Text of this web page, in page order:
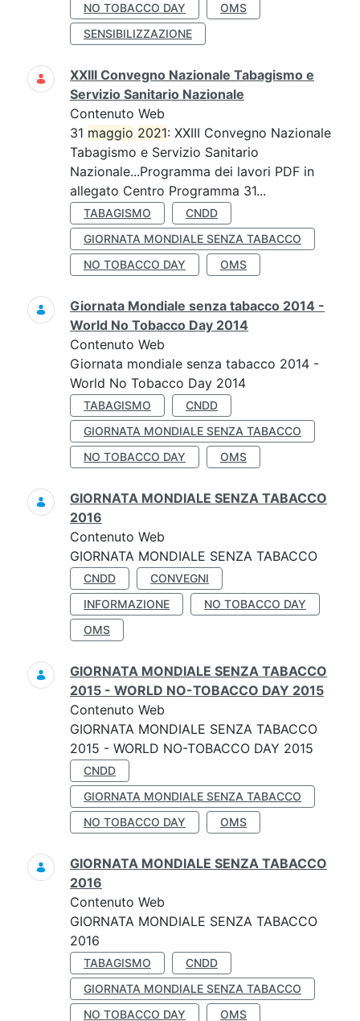
NO TOBACCO DAY
OMS
SENSIBILIZZAZIONE
XXIII Convegno Nazionale Tabagismo e
Servizio Sanitario Nazionale
Contenuto Web
31 maggio 2021: XXIII Convegno Nazionale
Tabagismo e Servizio Sanitario
Nazionale...Programma dei lavori PDF in
allegato Centro Programma 31...
TABAGISMO
CNDD
GIORNATA MONDIALE SENZA TABACCO
NO TOBACCO DAY
OMS
Giornata Mondiale senza tabacco 2014 -
World No Tobacco Day 2014
Contenuto Web
Giornata mondiale senza tabacco 2014 -
World No Tobacco Day 2014
TABAGISMO
CNDD
GIORNATA MONDIALE SENZA TABACCO
NO TOBACCO DAY
OMS
GIORNATA MONDIALE SENZA TABACCO
2016
Contenuto Web
GIORNATA MONDIALE SENZA TABACCO
CNDD
CONVEGNI
INFORMAZIONE
NO TOBACCO DAY
OMS
GIORNATA MONDIALE SENZA TABACCO
2015 - WORLD NO-TOBACCO DAY 2015
Contenuto Web
GIORNATA MONDIALE SENZA TABACCO
2015 - WORLD NO-TOBACCO DAY 2015
CNDD
GIORNATA MONDIALE SENZA TABACCO
NO TOBACCO DAY
OMS
GIORNATA MONDIALE SENZA TABACCO
2016
Contenuto Web
GIORNATA MONDIALE SENZA TABACCO
2016
TABAGISMO
CNDD
GIORNATA MONDIALE SENZA TABACCO
NO TOBACCO DAY
OMS